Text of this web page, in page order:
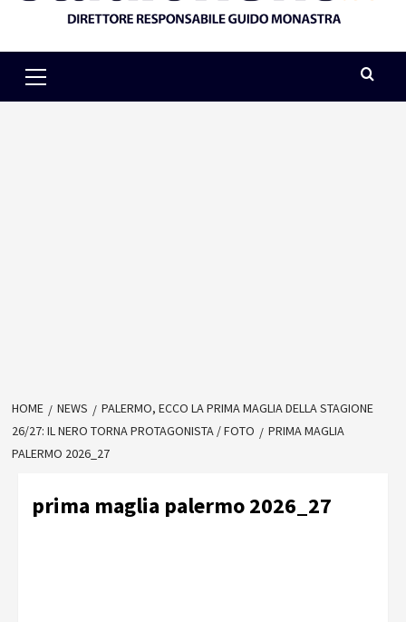
Menu
HOME NEWS
PALERMO, ECCO LA PRIMA MAGLIA DELLA STAGIONE
26/27: IL NERO TORNA PROTAGONISTA / FOTO
PRIMA MAGLIA
PALERMO 2026_27
prima maglia palermo 2026_27